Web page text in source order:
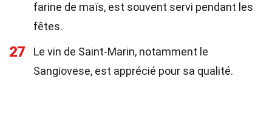
farine de maïs, est souvent servi pendant les
fêtes.
27
Le vin de Saint-Marin, notamment le
Sangiovese, est apprécié pour sa qualité.